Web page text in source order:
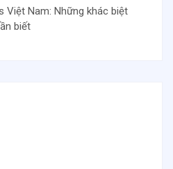
Việt Nam: Những khác biệt
biết